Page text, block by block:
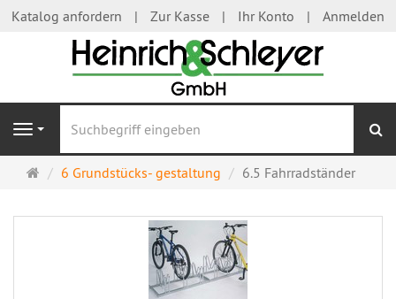
Katalog anfordern Zur Kasse Ihr Konto Anmelden
Navigation
Startseite
6 Grundstücks- gestaltung 6.5 Fahrradständer